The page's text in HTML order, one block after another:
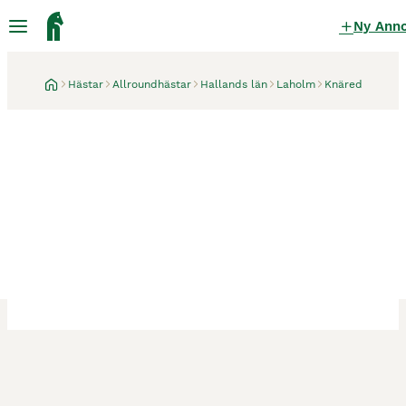
Ny
Hästar Allroundhästar Hallands län Laholm Knäred